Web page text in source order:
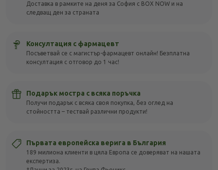
Доставка в рамките на деня за София с BOX NOW и на
следващ ден за страната
Консултация с фармацевт
Посъветвай се с магистър-фармацевт онлайн! Безплатна
консултация с отговор до 1 час!
Подарък мостра с всяка поръчка
Получи подарък с всяка своя покупка, без оглед на
стойността – тествай различни продукти!
Първата европейска верига в България
189 милиона клиенти в цяла Европа се доверяват на нашата
експертиза.